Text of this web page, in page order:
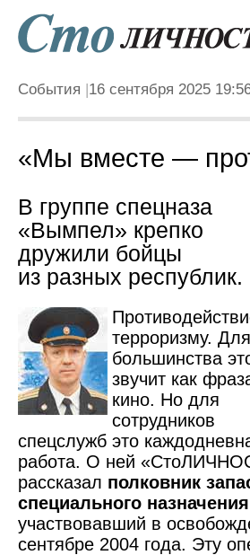
События 16 сентября 2025
«Мы вместе —
В группе спецназа
«Вымпел» крепко
дружили бойцы
из разных республик.
терроризму. Для
большинства
звучит как
кино. Но для
сотрудников
спецслужб это
работа. О ней
рассказал полковник
специального
участвовавший в
сентябре 2004 года. Эту